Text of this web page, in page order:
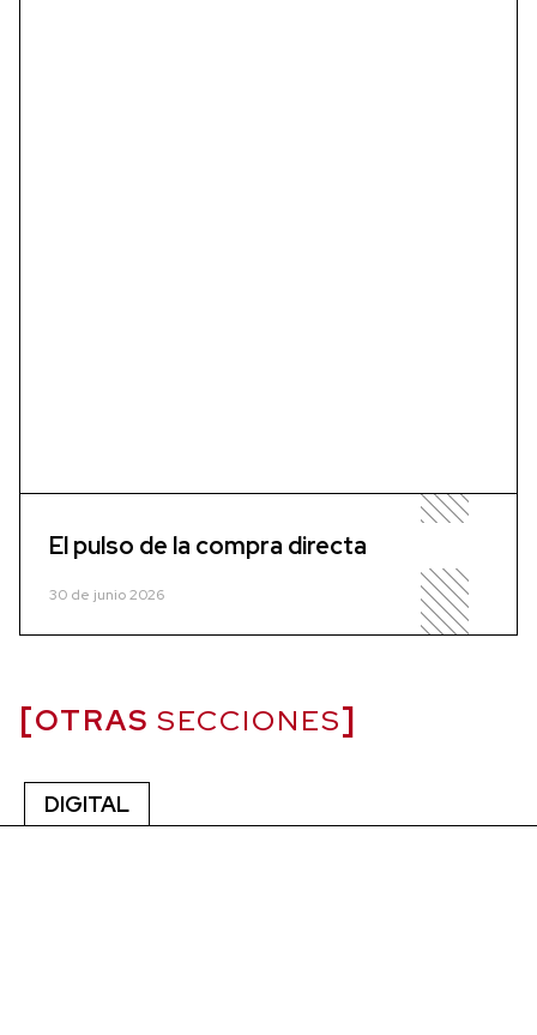
El pulso de la compra directa
30 de junio 2026
OTRAS SECCIONES
DIGITAL